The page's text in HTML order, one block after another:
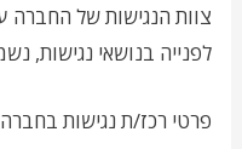
צוות הנגישות של החברה
לפנייה בנושאי נגישות,
פרטי רכז/ת נגישות בחברה